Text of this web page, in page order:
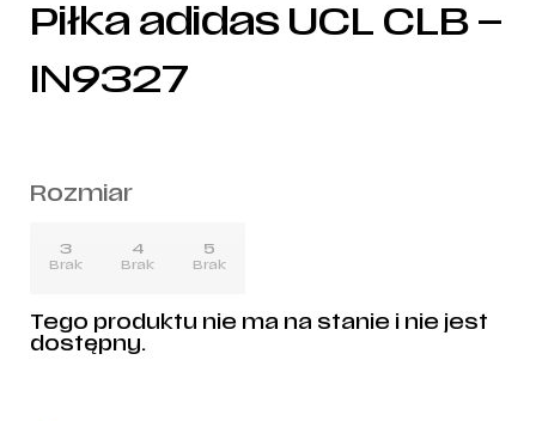
Piłka adidas UCL CLB –
IN9327
Rozmiar
3
Brak
4
Brak
5
Brak
Tego produktu nie ma na stanie i nie jest
dostępny.